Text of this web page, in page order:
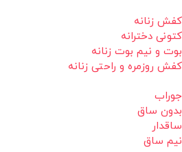
کفش زنانه
کتونی دخترانه
بوت و نیم بوت زنانه
کفش روزمره و راحتی زنانه
جوراب
بدون ساق
ساقدار
نیم ساق